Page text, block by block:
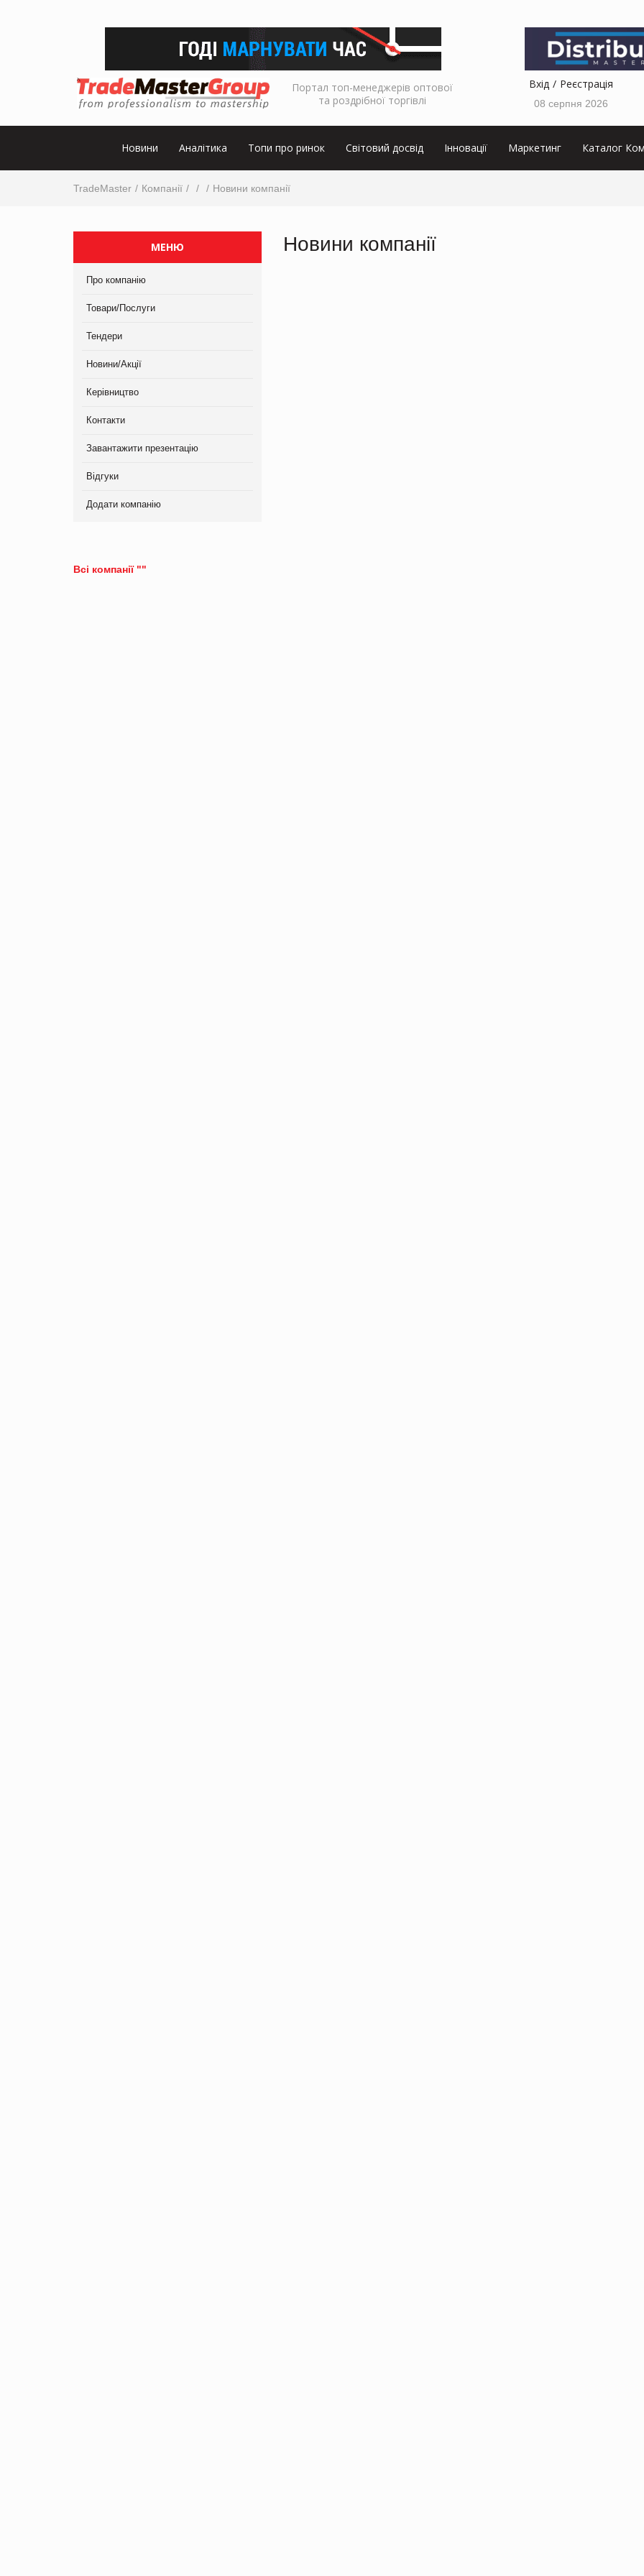
Портал топ-менеджерів оптової
та роздрібної торгівлі
Вхід Реєстрація
08 серпня 2026
Новини Аналітика Топи про ринок Світовий досвід Інновації Маркетинг Каталог
TradeMaster Компанії Новини компанії
МЕНЮ
Про компанію
Товари/Послуги
Тендери
Новини/Акції
Керівництво
Контакти
Завантажити презентацію
Відгуки
Додати компанію
Новини компанії
Всі компанії ""